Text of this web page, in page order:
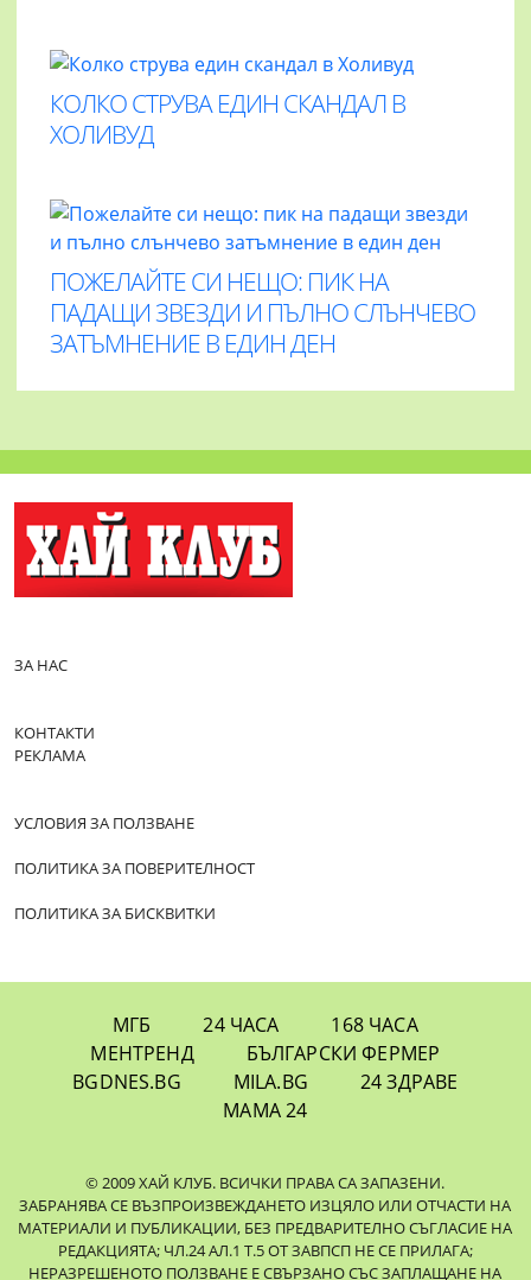
КОЛКО СТРУВА ЕДИН СКАНДАЛ В
ХОЛИВУД
ПОЖЕЛАЙТЕ СИ НЕЩО: ПИК НА
ПАДАЩИ ЗВЕЗДИ И ПЪЛНО СЛЪНЧЕВО
ЗАТЪМНЕНИЕ В ЕДИН ДЕН
ЗА НАС
КОНТАКТИ
РЕКЛАМА
УСЛОВИЯ ЗА ПОЛЗВАНЕ
ПОЛИТИКА ЗА ПОВЕРИТЕЛНОСТ
ПОЛИТИКА ЗА БИСКВИТКИ
МГБ 24 ЧАСА
168 ЧАСА
МЕНТРЕНД
БЪЛГАРСКИ ФЕРМЕР
BGDNES.BG
MILA.BG
24 ЗДРАВЕ
МАМА 24
© 2009 ХАЙ КЛУБ. ВСИЧКИ ПРАВА СА ЗАПАЗЕНИ.
ЗАБРАНЯВА СЕ ВЪЗПРОИЗВЕЖДАНЕТО ИЗЦЯЛО ИЛИ ОТЧАСТИ НА
МАТЕРИАЛИ И ПУБЛИКАЦИИ, БЕЗ ПРЕДВАРИТЕЛНО СЪГЛАСИЕ НА
РЕДАКЦИЯТА; ЧЛ.24 АЛ.1 Т.5 ОТ ЗАВПСП НЕ СЕ ПРИЛАГА;
НЕРАЗРЕШЕНОТО ПОЛЗВАНЕ Е СВЪРЗАНО СЪС ЗАПЛАЩАНЕ НА